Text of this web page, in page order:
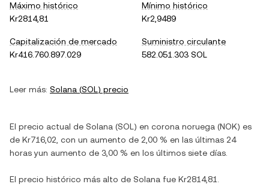
Máximo histórico
Kr2814,81
Mínimo histórico
Kr2,9489
Capitalización de mercado
Kr416.760.897.029
Suministro circulante
582.051.303 SOL
Leer más: Solana (SOL) precio
El precio actual de Solana (SOL ) en corona noruega (NOK) es
de Kr716,02 , con un aumento de 2,00 % en las últimas 24
horas yun aumento de 3,00 % en los últimos siete días.
El precio histórico más alto de Solana fue Kr2814,81